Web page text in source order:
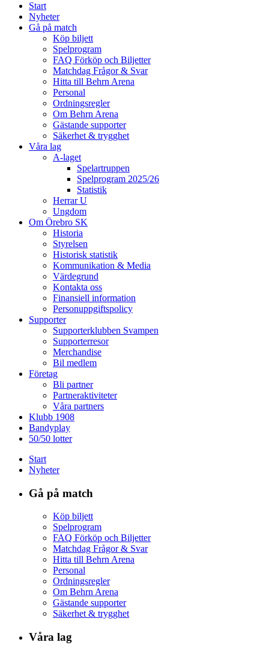
Start
Nyheter
Gå på match
Köp biljett
Spelprogram
FAQ Förköp och Biljetter
Matchdag Frågor & Svar
Hitta till Behrn Arena
Personal
Ordningsregler
Om Behrn Arena
Gästande supporter
Säkerhet & trygghet
Våra lag
A-laget
Spelartruppen
Spelprogram 2025/26
Statistik
Herrar U
Ungdom
Om Örebro SK
Historia
Styrelsen
Historisk statistik
Kommunikation & Media
Värdegrund
Kontakta oss
Finansiell information
Personuppgiftspolicy
Supporter
Supporterklubben Svampen
Supporterresor
Merchandise
Bil medlem
Företag
Bli partner
Partneraktiviteter
Våra partners
Klubb 1908
Bandyplay
50/50 lotter
Start
Nyheter
Gå på match
Köp biljett
Spelprogram
FAQ Förköp och Biljetter
Matchdag Frågor & Svar
Hitta till Behrn Arena
Personal
Ordningsregler
Om Behrn Arena
Gästande supporter
Säkerhet & trygghet
Våra lag